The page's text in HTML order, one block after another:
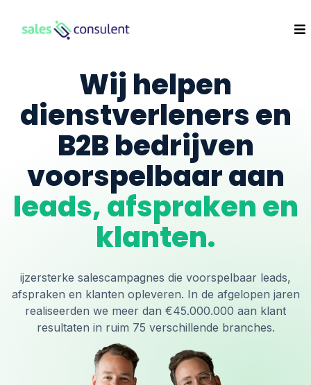
Wij helpen
dienstverleners en
B2B bedrijven
voorspelbaar aan
leads, afspraken en
klanten.
ijzersterke salescampagnes die voorspelbaar leads,
afspraken en klanten opleveren. In de afgelopen jaren
realiseerden we meer dan €45.000.000 aan klant
resultaten in ruim 75 verschillende branches.